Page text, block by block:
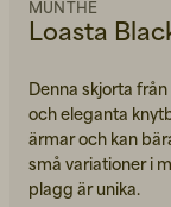
Loasta
MUNTHE
Denna skjorta
och eleganta
ärmar och kan
små variationer i
plagg är unika.